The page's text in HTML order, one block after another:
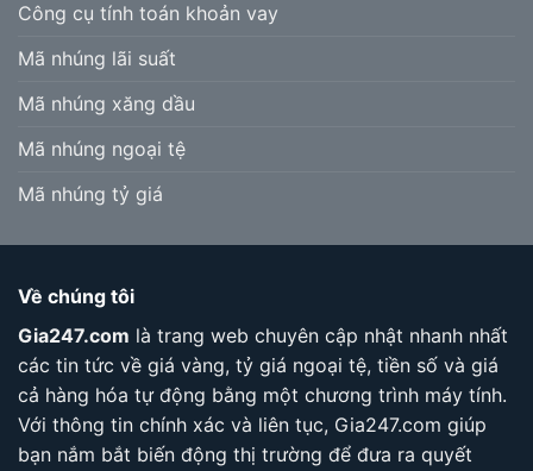
Công cụ tính toán khoản vay
Mã nhúng lãi suất
Mã nhúng xăng dầu
Mã nhúng ngoại tệ
Mã nhúng tỷ giá
Về chúng tôi
Gia247.com là trang web chuyên cập nhật nhanh nhất
các tin tức về giá vàng, tỷ giá ngoại tệ, tiền số và giá
cả hàng hóa tự động bằng một chương trình máy tính.
Với thông tin chính xác và liên tục, Gia247.com giúp
bạn nắm bắt biến động thị trường để đưa ra quyết